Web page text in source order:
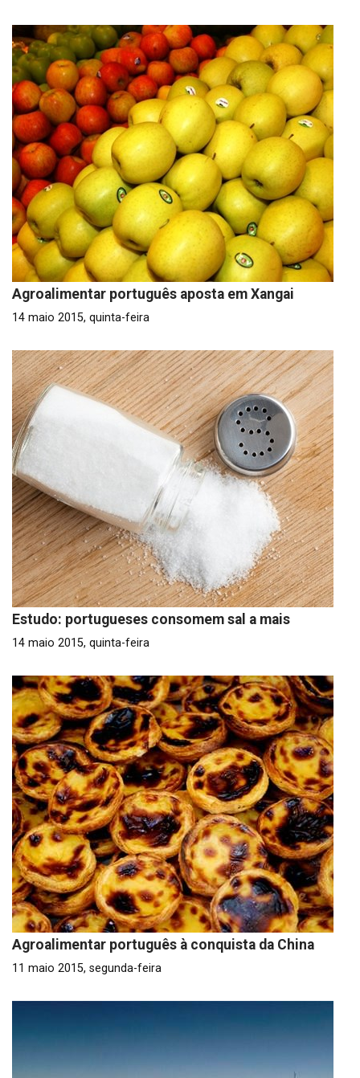
Agroalimentar português aposta em Xangai
14 maio 2015, quinta-feira
Estudo: portugueses consomem sal a mais
14 maio 2015, quinta-feira
Agroalimentar português à conquista da China
11 maio 2015, segunda-feira